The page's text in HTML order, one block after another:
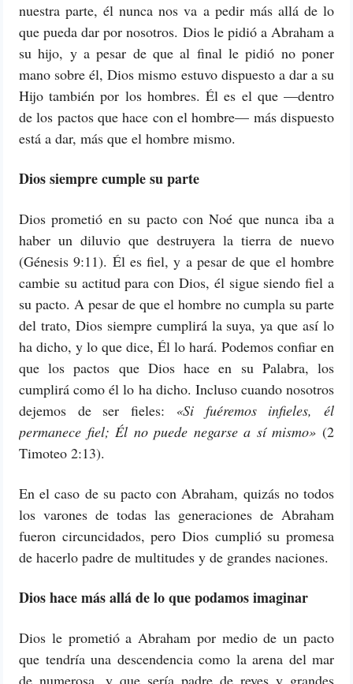
nuestra parte, él nunca nos va a pedir más allá de lo
que pueda dar por nosotros. Dios le pidió a Abraham a
su hijo, y a pesar de que al final le pidió no poner
mano sobre él, Dios mismo estuvo dispuesto a dar a su
Hijo también por los hombres. Él es el que —dentro
de los pactos que hace con el hombre— más dispuesto
está a dar, más que el hombre mismo.
Dios siempre cumple su parte
Dios prometió en su pacto con Noé que nunca iba a
haber un diluvio que destruyera la tierra de nuevo
(Génesis 9:11). Él es fiel, y a pesar de que el hombre
cambie su actitud para con Dios, él sigue siendo fiel a
su pacto. A pesar de que el hombre no cumpla su parte
del trato, Dios siempre cumplirá la suya, ya que así lo
ha dicho, y lo que dice, Él lo hará. Podemos confiar en
que los pactos que Dios hace en su Palabra, los
cumplirá como él lo ha dicho. Incluso cuando nosotros
dejemos de ser fieles: «Si fuéremos infieles, él
permanece fiel; Él no puede negarse a sí mismo» (2
Timoteo 2:13).
En el caso de su pacto con Abraham, quizás no todos
los varones de todas las generaciones de Abraham
fueron circuncidados, pero Dios cumplió su promesa
de hacerlo padre de multitudes y de grandes naciones.
Dios hace más allá de lo que podamos imaginar
Dios le prometió a Abraham por medio de un pacto
que tendría una descendencia como la arena del mar
de numerosa, y que sería padre de reyes y grandes